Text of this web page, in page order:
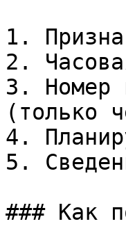
1.
2.
3. Номер
(только
4.
5.
### Как